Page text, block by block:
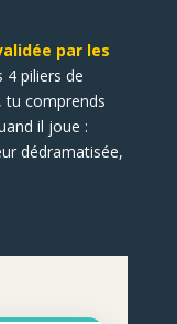
par les
4 piliers de
tu comprends
il joue :
dédramatisée,